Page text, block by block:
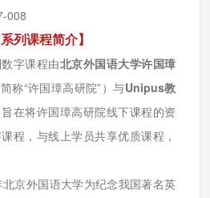
008
列课程简介】
字课程由北京外国语大学许国璋
简称“许国璋高研院”）与Unipus教
在将许国璋高研院线下课程的资
程，与线上学员共享优质课程，
京外国语大学为纪念我国著名英